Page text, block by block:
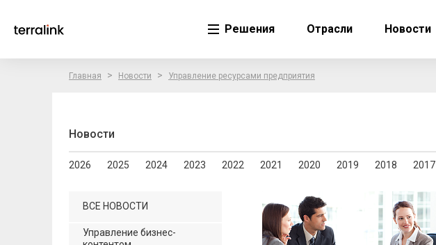
Решения Отрасли Новости
Главная > Новости > Управление ресурсами предприятия
Новости
2026 2025 2024 2023 2022 2021 2020 2019 2018 2017
ВСЕ НОВОСТИ
Управление бизнес-